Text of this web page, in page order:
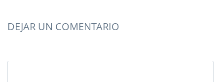
DEJAR UN COMENTARIO